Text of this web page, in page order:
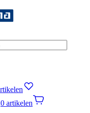
0 artikelen